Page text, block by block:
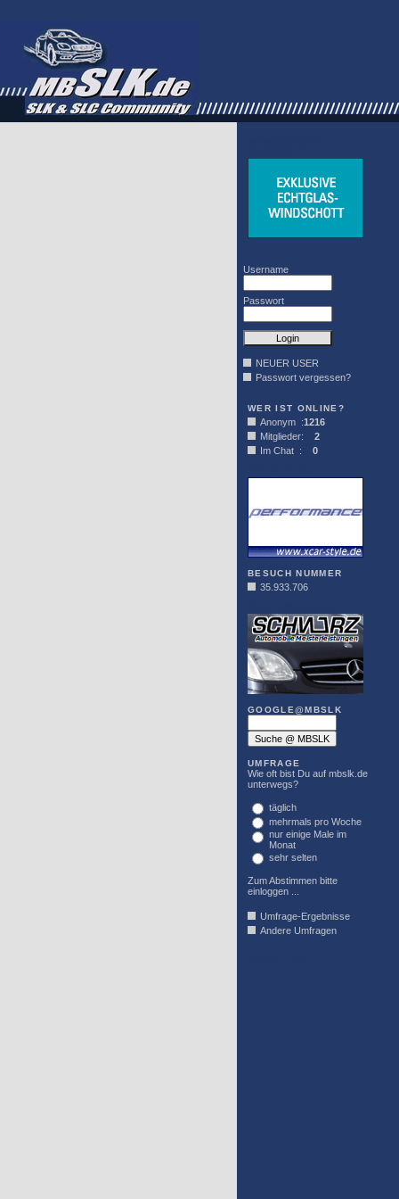
Username
Passwort
NEUER USER
Passwort vergessen?
WER IST ONLINE?
Anonym :1216
Mitglieder: 2
Im Chat : 0
BESUCH NUMMER
35.933.706
GOOGLE@MBSLK
UMFRAGE
Wie oft bist Du auf mbslk.de
unterwegs?
täglich
mehrmals pro Woche
nur einige Male im
Monat
sehr selten
Zum Abstimmen bitte
einloggen ...
Umfrage-Ergebnisse
Andere Umfragen